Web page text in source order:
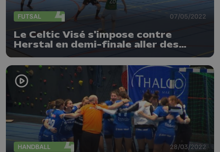
FUTSAL 07/05/2022
Le Celtic Visé s'impose contre
Herstal en demi-finale aller des
HANDBALL 28/03/2022